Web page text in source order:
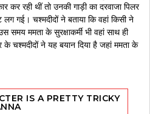
कर रही थीं तो उनकी गाड़ी का दरवाजा पिलर
लग गई। चश्मदीदों ने बताया कि वहां किसी ने
समय ममता के सुरक्षाकर्मी भी वहां साथ ही
के चश्मदीदों ने यह बयान दिया है जहां ममता के
IS A PRETTY TRICKY